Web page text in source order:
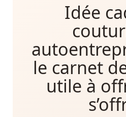
Idée
le carnet
utile à